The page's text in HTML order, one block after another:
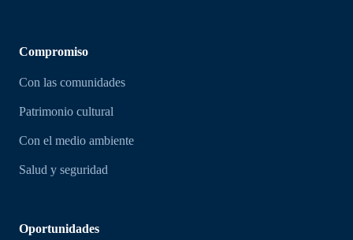
Compromiso
Con las comunidades
Patrimonio cultural
Con el medio ambiente
Salud y seguridad
Oportunidades